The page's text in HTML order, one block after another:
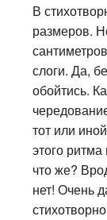
В
размеров.
слоги. Да,
обойтись.
тот или
этого
что же?
нет! Очень